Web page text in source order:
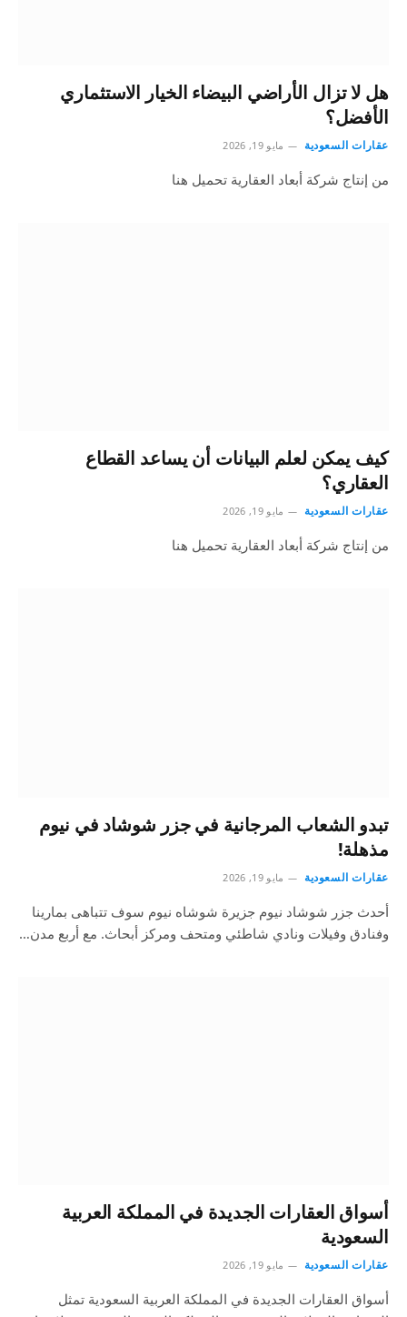
هل لا تزال الأراضي البيضاء الخيار الاستثماري
الأفضل؟
عقارات السعودية مايو 19, 2026
من إنتاج شركة أبعاد العقارية تحميل هنا
كيف يمكن لعلم البيانات أن يساعد القطاع
العقاري؟
عقارات السعودية مايو 19, 2026
من إنتاج شركة أبعاد العقارية تحميل هنا
تبدو الشعاب المرجانية في جزر شوشاد في نيوم
مذهلة!
عقارات السعودية مايو 19, 2026
أحدث جزر شوشاد نيوم جزيرة شوشاه نيوم سوف تتباهى بمارينا
وفنادق وفيلات ونادي شاطئي ومتحف ومركز أبحاث. مع أربع مدن…
أسواق العقارات الجديدة في المملكة العربية
السعودية
عقارات السعودية مايو 19, 2026
أسواق العقارات الجديدة في المملكة العربية السعودية تمثل